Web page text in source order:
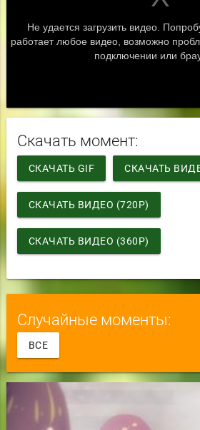
Скачать момент:
СКАЧАТЬ GIF СКАЧАТЬ
СКАЧАТЬ ВИДЕО (720P)
СКАЧАТЬ ВИДЕО (360P)
Случайные моменты:
ВСЕ